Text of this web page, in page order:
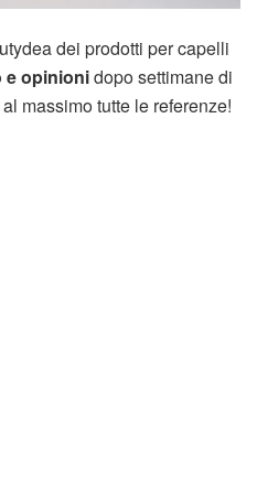
dei prodotti per capelli
e opinionidopo settimane di
massimo tutte le referenze!